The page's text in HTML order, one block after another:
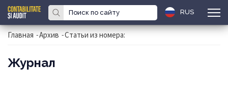
RUS
Главная -Архив -Статьи из номера:
Журнал